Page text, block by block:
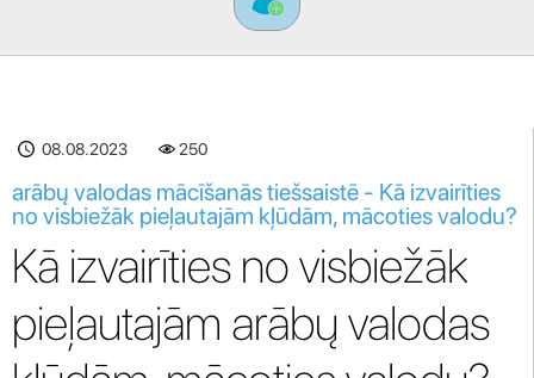
08.08.2023 250
arābų valodas mācīšanās tiešsaistē - Kā izvairīties
no visbiežāk pieļautajām kļūdām, mācoties valodu?
Kā izvairīties no visbiežāk
pieļautajām arābų valodas